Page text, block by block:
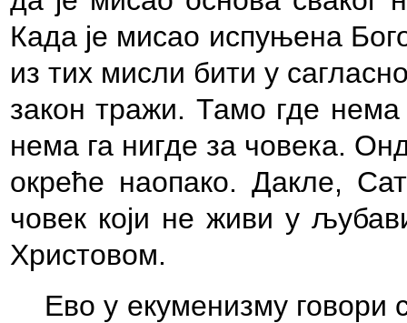
Када је мисао испуњена
из тих мисли бити у
закон тражи. Тамо где нема
нема га нигде за човека.
окреће наопако. Дакле,
човек који не живи у
Христовом.
Ево у екуменизму